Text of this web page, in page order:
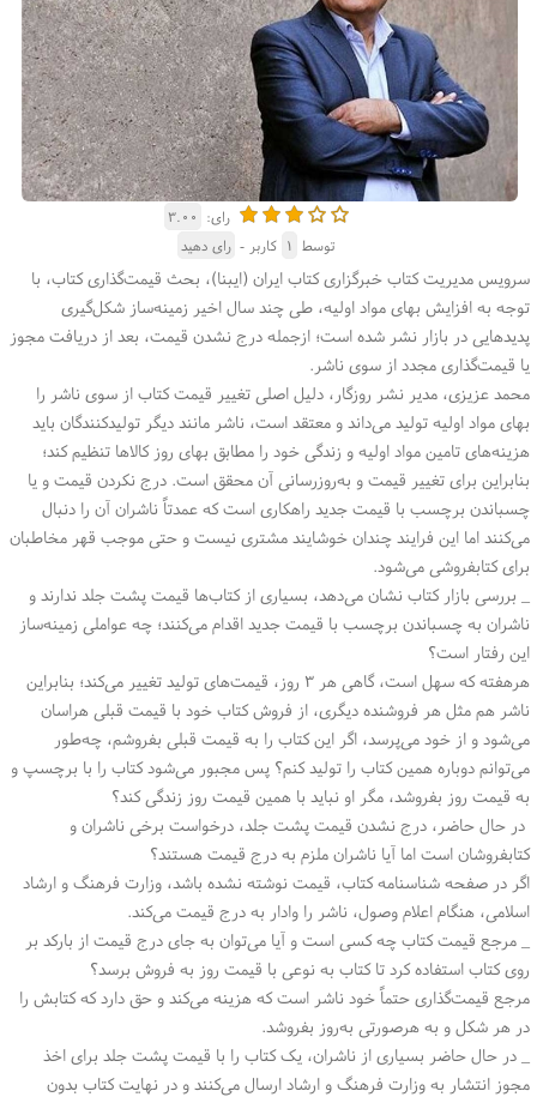
رای: ۳.۰۰
توسط ۱ کاربر - رای دهید
سرویس مدیریت کتاب خبرگزاری کتاب ایران (ایبنا)، بحث قیمت‌گذاری کتاب، با
توجه به افزایش بهای مواد اولیه، طی چند سال اخیر زمینه‌ساز شکل‌گیری
پدیدهایی در بازار نشر شده است؛ ازجمله درج نشدن قیمت، بعد از دریافت مجوز
یا قیمت‌گذاری مجدد از سوی ناشر.
محمد عزیزی، مدیر نشر روزگار، دلیل اصلی تغییر قیمت کتاب از سوی ناشر را
بهای مواد اولیه تولید می‌داند و معتقد است، ناشر مانند دیگر تولیدکنندگان باید
هزینه‌های تامین مواد اولیه و زندگی خود را مطابق بهای روز کالاها تنظیم کند؛
بنابراین برای تغییر قیمت و به‌روزرسانی آن محقق است. درج نکردن قیمت و یا
چسباندن برچسب با قیمت جدید راهکاری است که عمدتاً ناشران آن را دنبال
می‌کنند اما این فرایند چندان خوشایند مشتری نیست و حتی موجب قهر مخاطبان
برای کتابفروشی می‌شود.
_ بررسی بازار کتاب نشان می‌دهد، بسیاری از کتاب‌ها قیمت پشت جلد ندارند و
ناشران به چسباندن برچسب با قیمت جدید اقدام می‌کنند؛ چه عواملی زمینه‌ساز
این رفتار است؟
هرهفته که سهل است، گاهی هر ۳ روز، قیمت‌های تولید تغییر می‌کند؛ بنابراین
ناشر هم مثل هر فروشنده دیگری، از فروش کتاب خود با قیمت قبلی هراسان
می‌شود و از خود می‌پرسد، اگر این کتاب را به قیمت قبلی بفروشم، چه‌طور
می‌توانم دوباره همین کتاب را تولید کنم؟ پس مجبور می‌شود کتاب را با برچسپ و
به قیمت روز بفروشد، مگر او نباید با همین قیمت روز زندگی کند؟
در حال حاضر، درج نشدن قیمت پشت جلد، درخواست برخی ناشران و
کتابفروشان است اما آیا ناشران ملزم به درج قیمت هستند؟
اگر در صفحه شناسنامه کتاب، قیمت نوشته نشده باشد، وزارت فرهنگ و ارشاد
اسلامی، هنگام اعلام وصول، ناشر را وادار به درج قیمت می‌کند.
_ مرجع قیمت کتاب چه کسی است و آیا می‌توان به جای درج قیمت از بارکد بر
روی کتاب استفاده کرد تا کتاب به نوعی با قیمت روز به فروش برسد؟
مرجع قیمت‌گذاری حتماً خود ناشر است که هزینه می‌کند و حق دارد که کتابش را
در هر شکل و به هرصورتی به‌روز بفروشد.
_ در حال حاضر بسیاری از ناشران، یک کتاب را با قیمت پشت جلد برای اخذ
مجوز انتشار به وزارت فرهنگ و ارشاد ارسال می‌کنند و در نهایت کتاب بدون